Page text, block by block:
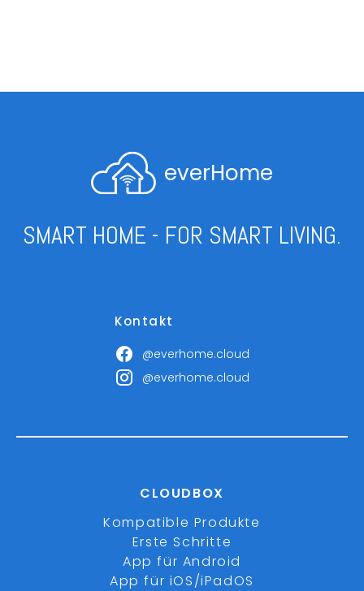
everHome
SMART HOME - FOR SMART LIVING.
Kontakt
@everhome.cloud
@everhome.cloud
CLOUDBOX
Kompatible Produkte
Erste Schritte
App für Android
App für iOS/iPadOS